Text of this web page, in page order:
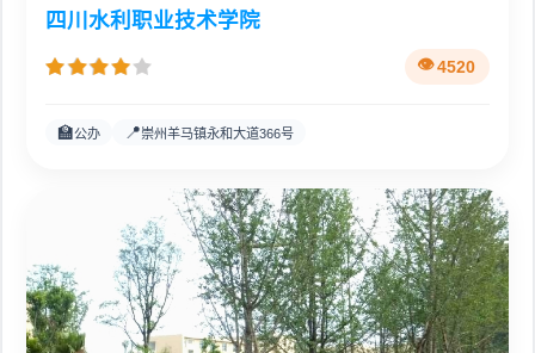
四川水利职业技术学院
4520
🏫公办 📍崇州羊马镇永和大道366号